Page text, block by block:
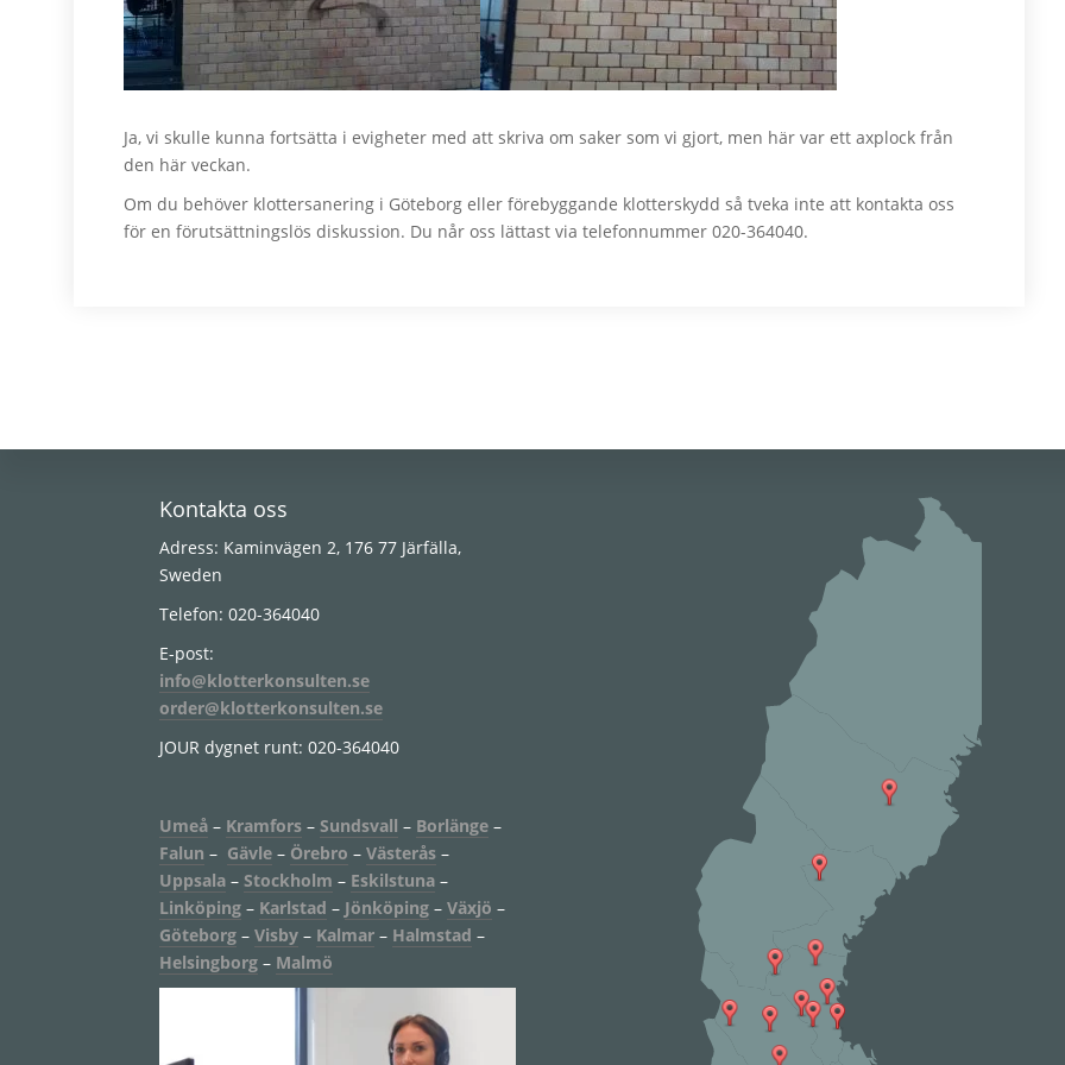
Ja, vi skulle kunna fortsätta i evigheter med att skriva om saker som vi gjort, men här var ett axplock från
den här veckan.
Om du behöver klottersanering i Göteborg eller förebyggande klotterskydd så tveka inte att kontakta oss
för en förutsättningslös diskussion. Du når oss lättast via telefonnummer 020-364040.
Kontakta oss
Adress: Kaminvägen 2, 176 77 Järfälla,
Sweden
Telefon: 020-364040
E-post:
info@klotterkonsulten.se
order@klotterkonsulten.se
JOUR dygnet runt: 020-364040
Umeå – Kramfors – Sundsvall – Borlänge –
Falun – Gävle – Örebro – Västerås –
Uppsala – Stockholm – Eskilstuna –
Linköping – Karlstad – Jönköping – Växjö –
Göteborg – Visby – Kalmar – Halmstad –
Helsingborg – Malmö